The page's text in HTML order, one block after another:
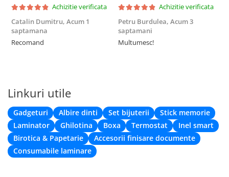
Achizitie verificata
Catalin Dumitru, Acum 1
saptamana
Recomand
Achizitie verificata
Petru Burdulea, Acum 3
saptamani
Multumesc!
Linkuri utile
Gadgeturi Albire dinti Set bijuterii
Stick memorie
Laminator
Ghilotina Boxa Termostat
Inel smart
Birotica & Papetarie
Accesorii finisare documente
Consumabile laminare